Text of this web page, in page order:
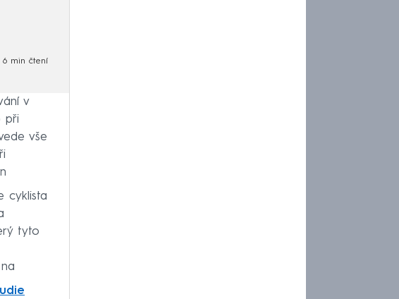
6 min čtení
v
při
vše
cyklista
tyto